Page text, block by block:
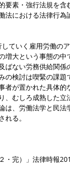
要素・強行法規を含
法における法律行為
ていく雇用労働の
増大という事態の中
ばない労務供給関係
の検討は喫緊の課
者が置かれた具体
、むしろ成熟した
は、労働法学と民法
る。
・完）」法律時報